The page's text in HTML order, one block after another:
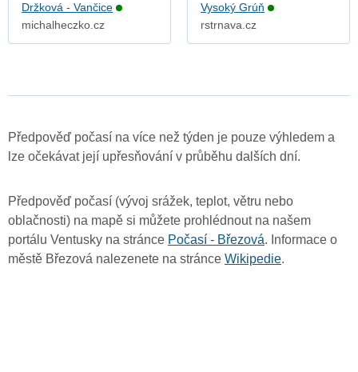
Držková - Vančice
michalheczko.cz
Vysoký Grúň
rstrnava.cz
Předpověď počasí na více než týden je pouze výhledem a
lze očekávat její upřesňování v průběhu dalších dní.
Předpověď počasí (vývoj srážek, teplot, větru nebo
oblačnosti) na mapě si můžete prohlédnout na našem
portálu Ventusky na stránce Počasí - Březová. Informace o
městě Březová nalezenete na stránce Wikipedie.